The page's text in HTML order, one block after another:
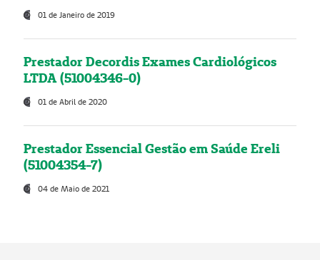
01 de Janeiro de 2019
Prestador Decordis Exames Cardiológicos
LTDA (51004346-0)
01 de Abril de 2020
Prestador Essencial Gestão em Saúde Ereli
(51004354-7)
04 de Maio de 2021